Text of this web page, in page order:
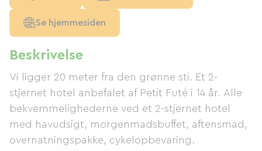
Beskrivelse
Vi ligger 20 meter fra den grønne sti. Et 2-
stjernet hotel anbefalet af Petit Futé i 14 år. Alle
bekvemmelighederne ved et 2-stjernet hotel
med havudsigt, morgenmadsbuffet, aftensmad,
overnatningspakke, cykelopbevaring.
Se hjemmesiden